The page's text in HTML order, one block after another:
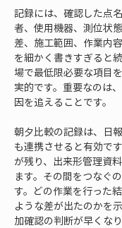
記録には、確認した点
者、使用機器、測位状
差、施工範囲、作業内
を細かく書きすぎると
場で最低限必要な項目
実的です。重要なのは
因を追えることです。
朝夕比較の記録は、日
も連携させると有効で
が残り、出来形管理資
ます。その間をつなぐ
す。どの作業を行った
ような差が出たのかを
加確認の判断が早くなり